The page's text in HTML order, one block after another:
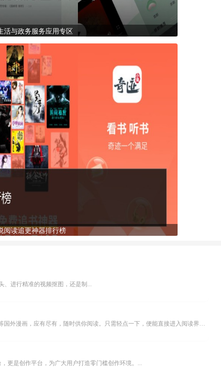
活与政务服务应用专区
阅读追更神器排行榜
、进行精准的视频抠图，还是制...
乐可漫画APP，堪称主打免费与高清的在线漫画阅读神器。其官方版提供海量完整版漫画资源，无论是国内漫画，还是日漫、韩漫、台漫、美漫等国外漫画，应有尽有，随时供你阅读。只需轻点一下，便能直接进入阅读界面。不仅如此，乐可漫画最新版本更新速度极快，在这里，你总能抢先看到全网一手漫画章节内容！...
更是创作平台，为广大用户打造零门槛创作环境。...